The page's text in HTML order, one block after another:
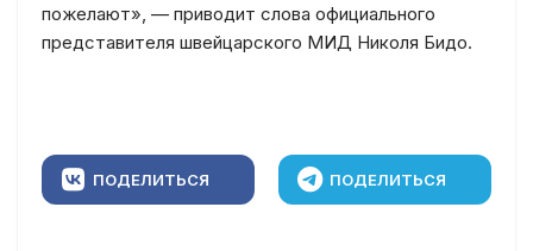
пожелают», — приводит слова официального
представителя швейцарского МИД Николя Бидо.
ПОДЕЛИТЬСЯ ПОДЕЛИТЬСЯ